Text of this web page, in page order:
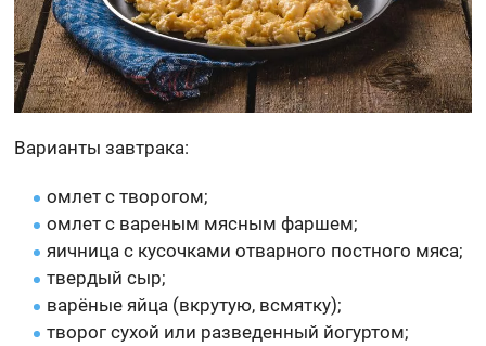
Варианты завтрака:
омлет с творогом;
омлет с вареным мясным фаршем;
яичница с кусочками отварного постного мяса;
твердый сыр;
варёные яйца (вкрутую, всмятку);
творог сухой или разведенный йогуртом;